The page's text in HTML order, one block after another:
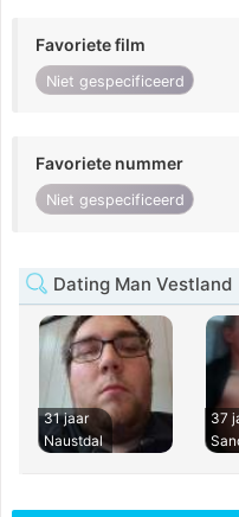
Favoriete film
Niet gespecificeerd
Favoriete nummer
Niet gespecificeerd
Dating Man Vestland
31 jaar
Naustdal
37